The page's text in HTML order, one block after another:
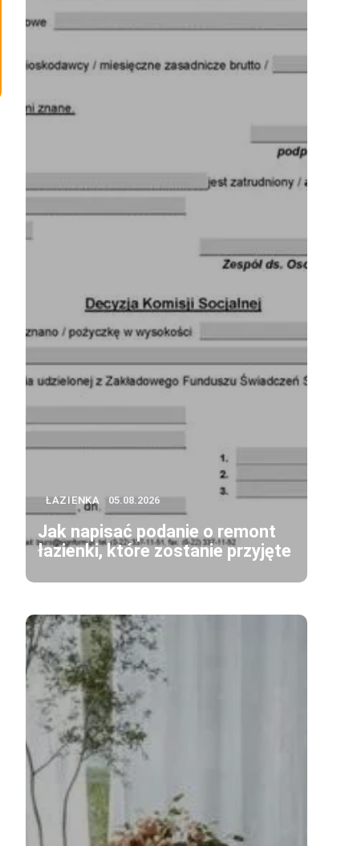
ŁAZIENKA 05.08.2026
Jak napisać podanie o remont
łazienki, które zostanie przyjęte